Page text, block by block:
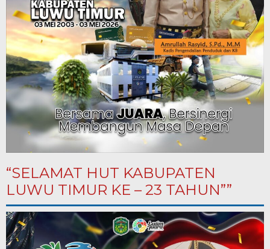
“SELAMAT HUT KABUPATEN
LUWU TIMUR KE – 23 TAHUN””